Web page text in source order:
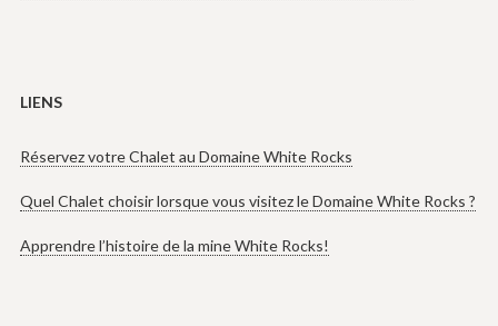
LIENS
Réservez votre Chalet au Domaine White Rocks
Quel Chalet choisir lorsque vous visitez le Domaine White Rocks ?
Apprendre l’histoire de la mine White Rocks!